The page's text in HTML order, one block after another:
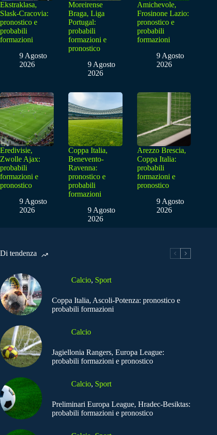
Ekstraklasa,
Slask-Cracovia:
pronostico e
probabili
formazioni
9 Agosto
2026
Moreirense
Braga, Liga
Portugal:
probabili
formazioni e
pronostico
9 Agosto
2026
Amichevole,
Frosinone Lazio:
pronostico e
probabili
formazioni
9 Agosto
2026
Eredivisie,
Zwolle Ajax:
probabili
formazioni e
pronostico
9 Agosto
2026
Coppa Italia,
Benevento-
Ravenna:
pronostico e
probabili
formazioni
9 Agosto
2026
Arezzo Brescia,
Coppa Italia:
probabili
formazioni e
pronostico
9 Agosto
2026
Di tendenza
Calcio, Sport
Coppa Italia, Ascoli-Potenza: pronostico e
probabili formazioni
Calcio
Jagiellonia Rangers, Europa League:
probabili formazioni e pronostico
Calcio, Sport
Preliminari Europa League, Hradec-Besiktas:
probabili formazioni e pronostico